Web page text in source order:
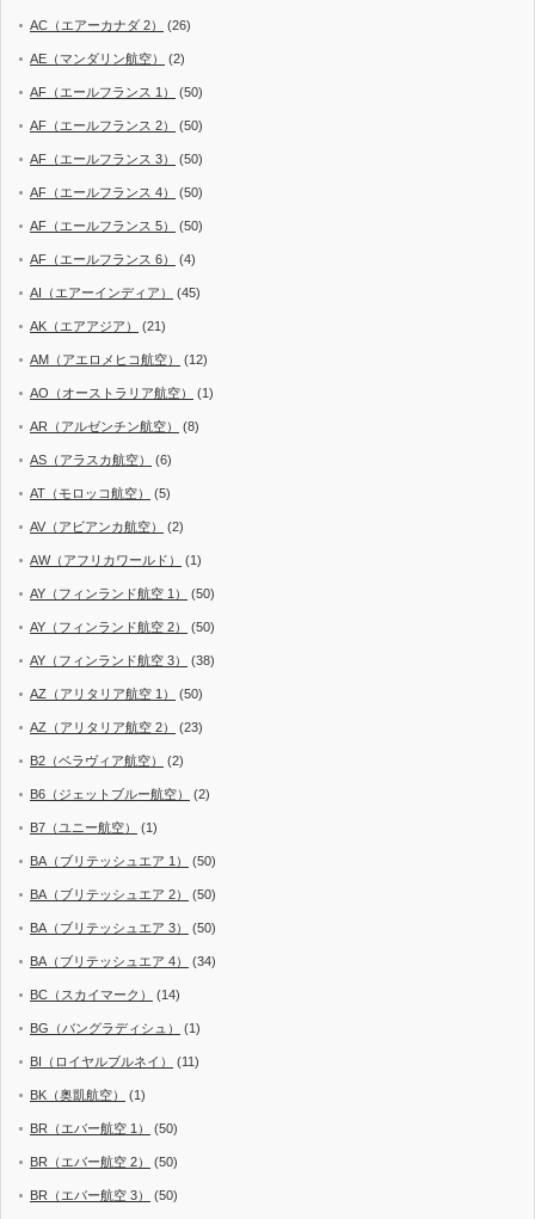
AC（エアーカナダ 2） (26)
AE（マンダリン航空） (2)
AF（エールフランス 1） (50)
AF（エールフランス 2） (50)
AF（エールフランス 3） (50)
AF（エールフランス 4） (50)
AF（エールフランス 5） (50)
AF（エールフランス 6） (4)
AI（エアーインディア） (45)
AK（エアアジア） (21)
AM（アエロメヒコ航空） (12)
AO（オーストラリア航空） (1)
AR（アルゼンチン航空） (8)
AS（アラスカ航空） (6)
AT（モロッコ航空） (5)
AV（アビアンカ航空） (2)
AW（アフリカワールド） (1)
AY（フィンランド航空 1） (50)
AY（フィンランド航空 2） (50)
AY（フィンランド航空 3） (38)
AZ（アリタリア航空 1） (50)
AZ（アリタリア航空 2） (23)
B2（ベラヴィア航空） (2)
B6（ジェットブルー航空） (2)
B7（ユニー航空） (1)
BA（ブリテッシュエア 1） (50)
BA（ブリテッシュエア 2） (50)
BA（ブリテッシュエア 3） (50)
BA（ブリテッシュエア 4） (34)
BC（スカイマーク） (14)
BG（バングラディシュ） (1)
BI（ロイヤルブルネイ） (11)
BK（奥凱航空） (1)
BR（エバー航空 1） (50)
BR（エバー航空 2） (50)
BR（エバー航空 3） (50)